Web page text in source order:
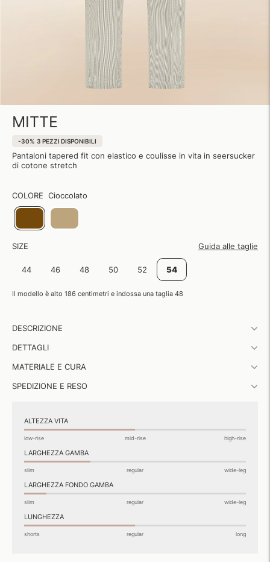
MITTE
-30% 3 PEZZI DISPONIBILI
Pantaloni tapered fit con elastico e coulisse in vita in seersucker
di cotone stretch
COLORE Cioccolato
SIZE Guida alle taglie
44 46 48 50 52 54
Il modello è alto 186 centimetri e indossa una taglia 48
un
al
DESCRIZIONE
DETTAGLI
MATERIALE E CURA
SPEDIZIONE E RESO
ALTEZZA VITA
low-rise mid-rise high-rise
LARGHEZZA GAMBA
slim regular wide-leg
LARGHEZZA FONDO GAMBA
slim regular wide-leg
LUNGHEZZA
shorts regular long